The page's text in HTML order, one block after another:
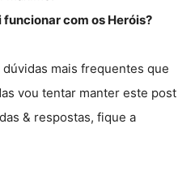
com os Heróis?
mais frequentes que
vou tentar manter este post
& respostas, fique a